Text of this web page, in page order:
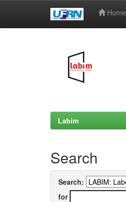
Home
Labim
Search
Search:
for